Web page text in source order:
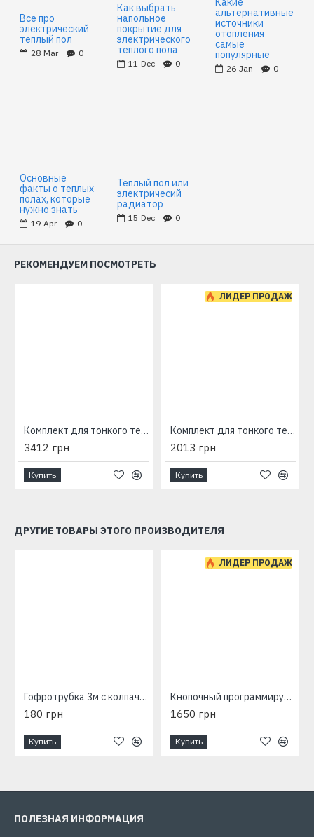
Все про
электрический
теплый пол
28 Mar 0
Как выбрать
напольное
покрытие для
электрического
теплого пола
11 Dec 0
альтернативные
источники
отопления
самые
популярные
26 Jan 0
Основные
факты о теплых
полах, которые
нужно знать
19 Apr 0
Теплый пол или
электричесий
радиатор
15 Dec 0
РЕКОМЕНДУЕМ ПОСМОТРЕТЬ
Комплект для тонкого теплого пола WOKS 10, 350 Вт, 37 м
3412 грн
Купить
ЛИДЕР ПРОДАЖ
Комплект для тонкого теплого пола WOKS 10, 100 Вт, 11 м
2013 грн
Купить
ДРУГИЕ ТОВАРЫ ЭТОГО ПРОИЗВОДИТЕЛЯ
Гофротрубка 3м с колпачком
180 грн
Купить
ЛИДЕР ПРОДАЖ
Кнопочный программируемый терморегулятор M-6.716
1650 грн
Купить
ПОЛЕЗНАЯ ИНФОРМАЦИЯ